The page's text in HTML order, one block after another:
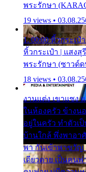
พระรักษา
19 views •
1. 00:00 หิ้วกระเป๋
หิ้วกระเป๋า | แสงสุ
พระรักษา (ซาวด์
18 views •
งานแต่ง เขาแซง
ในห้องครัว ข้างน
อยู่ในครัว ทำตัวเ
บ้านใกล้ พึ่งพาอา
พา กันเข้าพาขวัญ
เดียวดาย เป็นคนพ่